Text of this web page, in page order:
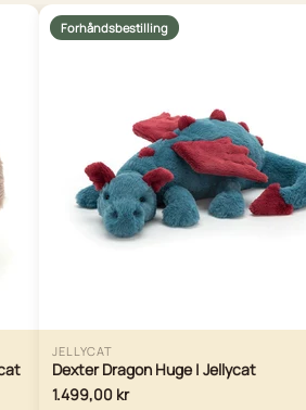
Forhåndsbestilling
JELLYCAT
Dexter Dragon Huge | Jellycat
1.499,00 kr